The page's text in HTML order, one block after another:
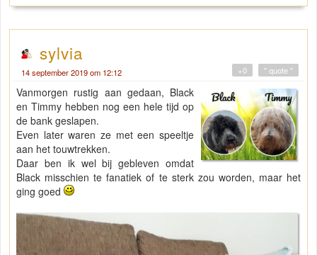
sylvia
14 september 2019 om 12:12 " quote "
+0
Vanmorgen rustig aan gedaan, Black
en Timmy hebben nog een hele tijd op
de bank geslapen.
Even later waren ze met een speeltje
aan het touwtrekken.
Daar ben ik wel bij gebleven omdat
Black misschien te fanatiek of te sterk zou worden, maar het
ging goed